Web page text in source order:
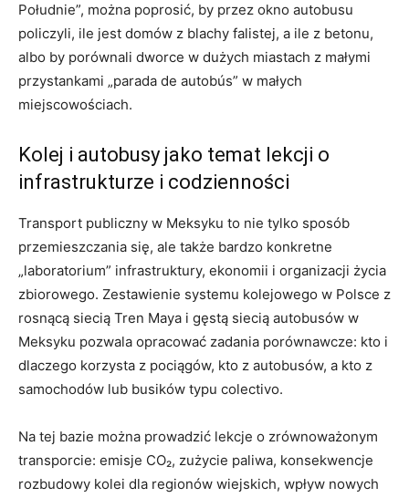
Południe”, można poprosić, by przez okno autobusu
policzyli, ile jest domów z blachy falistej, a ile z betonu,
albo by porównali dworce w dużych miastach z małymi
przystankami „parada de autobús” w małych
miejscowościach.
Kolej i autobusy jako temat lekcji o
infrastrukturze i codzienności
Transport publiczny w Meksyku to nie tylko sposób
przemieszczania się, ale także bardzo konkretne
„laboratorium” infrastruktury, ekonomii i organizacji życia
zbiorowego. Zestawienie systemu kolejowego w Polsce z
rosnącą siecią Tren Maya i gęstą siecią autobusów w
Meksyku pozwala opracować zadania porównawcze: kto i
dlaczego korzysta z pociągów, kto z autobusów, a kto z
samochodów lub busików typu colectivo.
Na tej bazie można prowadzić lekcje o zrównoważonym
transporcie: emisje CO₂, zużycie paliwa, konsekwencje
rozbudowy kolei dla regionów wiejskich, wpływ nowych